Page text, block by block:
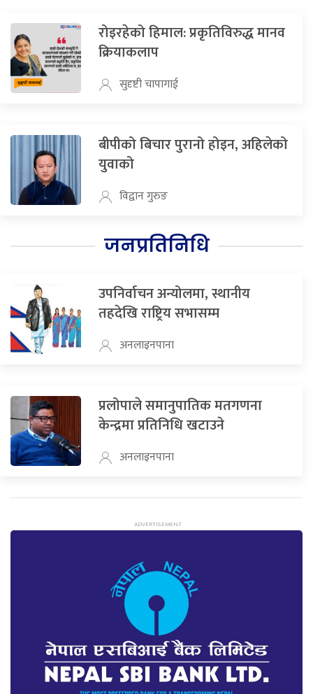
रोइरहेको हिमाल: प्रकृतिविरुद्ध मानव
क्रियाकलाप
सुदृष्टी चापागाई
बीपीको बिचार पुरानो होइन, अहिलेको
युवाको
विद्वान गुरुङ
जनप्रतिनिधि
उपनिर्वाचन अन्योलमा, स्थानीय
तहदेखि राष्ट्रिय सभासम्म
अनलाइनपाना
प्रलोपाले समानुपातिक मतगणना
केन्द्रमा प्रतिनिधि खटाउने
अनलाइनपाना